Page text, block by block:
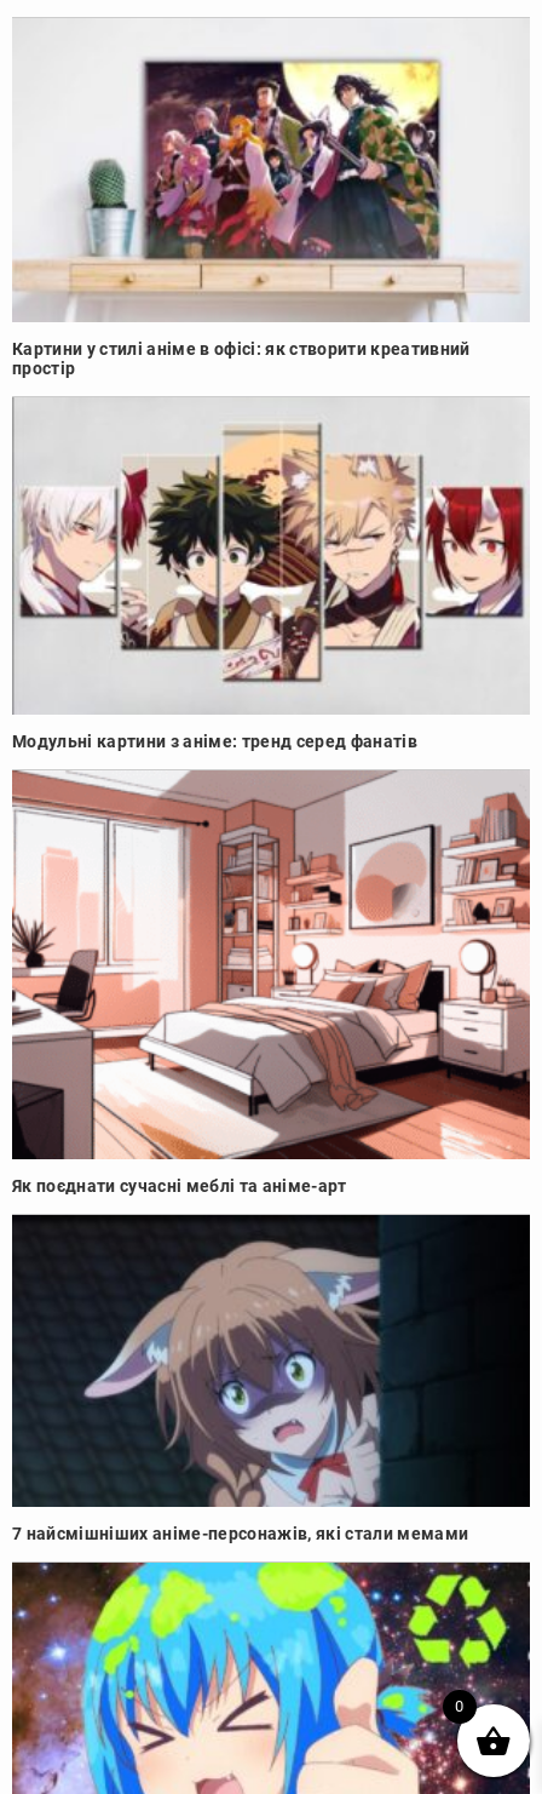
Картини у стилі аніме в офісі: як створити креативний
простір
Модульні картини з аніме: тренд серед фанатів
Як поєднати сучасні меблі та аніме-арт
7 найсмішніших аніме-персонажів, які стали мемами
0